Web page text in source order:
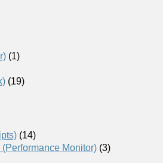
(1)
(19)
(14)
Monitor) (3)